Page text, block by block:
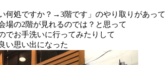
何処ですか？→3階です」のやり取りがあって
場の2階が見れるのでは？と思って
でお手洗いに行ってみたりして
い思い出になった